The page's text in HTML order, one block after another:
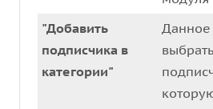
"Добавить
подписчика в
категории"
Данное